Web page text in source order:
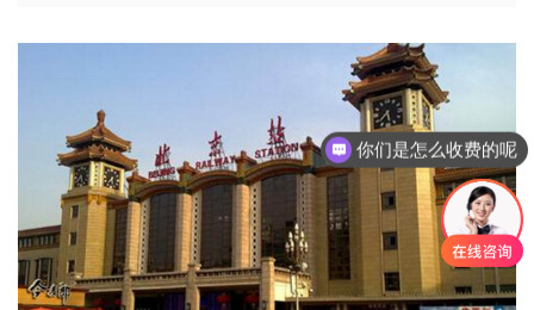
你们是怎么收费的呢